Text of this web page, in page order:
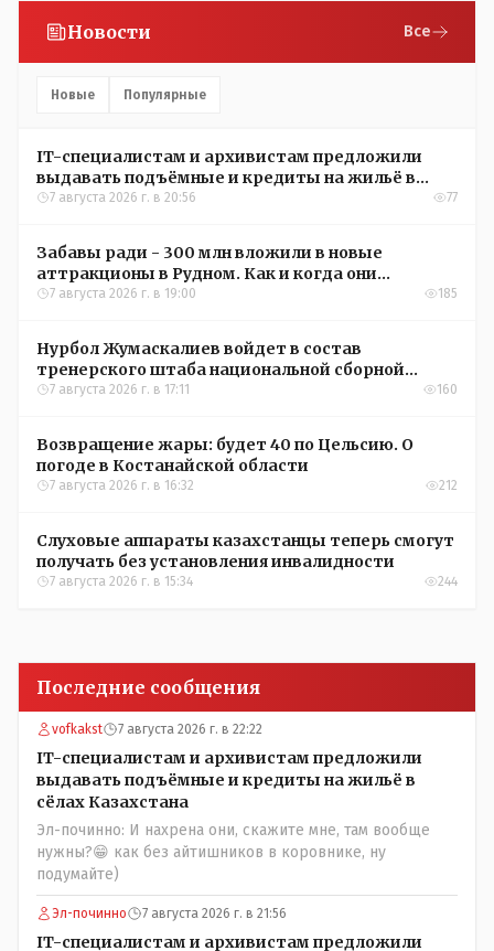
Новости Все
Новые Популярные
IT-специалистам и архивистам предложили
выдавать подъёмные и кредиты на жильё в
сёлах Казахстана
7 августа 2026 г. в 20:56 77
Забавы ради - 300 млн вложили в новые
аттракционы в Рудном. Как и когда они
окупятся?
7 августа 2026 г. в 19:00 185
Нурбол Жумаскалиев войдет в состав
тренерского штаба национальной сборной
Казахстана по футболу
7 августа 2026 г. в 17:11 160
Возвращение жары: будет 40 по Цельсию. О
погоде в Костанайской области
7 августа 2026 г. в 16:32 212
Слуховые аппараты казахстанцы теперь смогут
получать без установления инвалидности
7 августа 2026 г. в 15:34 244
Последние сообщения
vofkakst 7 августа 2026 г. в 22:22
IT-специалистам и архивистам предложили
выдавать подъёмные и кредиты на жильё в
сёлах Казахстана
Эл-починно: И нахрена они, скажите мне, там вообще
нужны?😁 как без айтишников в коровнике, ну
подумайте)
Эл-починно 7 августа 2026 г. в 21:56
IT-специалистам и архивистам предложили